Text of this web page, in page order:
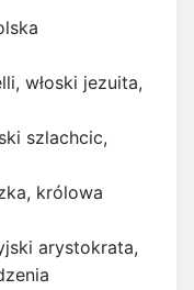
włoski jezuita,
szlachcic,
królowa
arystokrata,